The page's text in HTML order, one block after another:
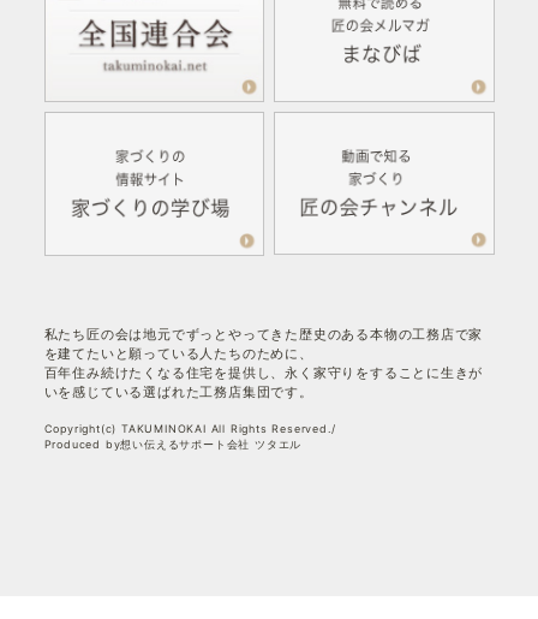
私たち匠の会は地元でずっとやってきた歴史のある本物の工務店で家
を建てたいと願っている人たちのために、
百年住み続けたくなる住宅を提供し、永く家守りをすることに生きが
いを感じている選ばれた工務店集団です。
Copyright(c) TAKUMINOKAI All Rights Reserved./
Produced by想い伝えるサポート会社 ツタエル